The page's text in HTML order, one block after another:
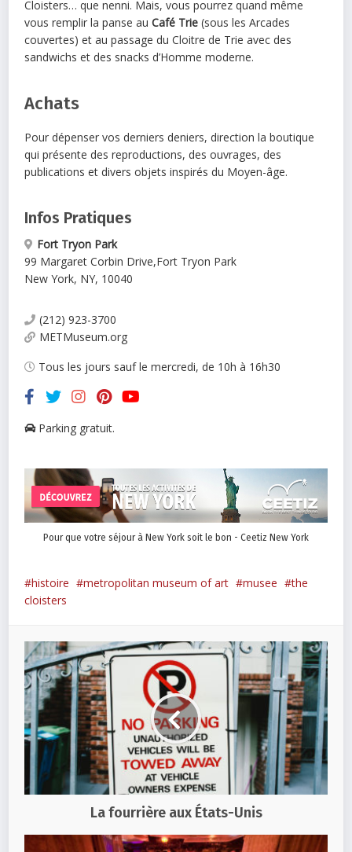
Cloisters… que nenni. Mais, vous pourrez quand même
vous remplir la panse auCafé Trie (sous les Arcades
couvertes) et au passage du Cloitre de Trie avec des
sandwichs et des snacks d’Homme moderne.
Achats
Pour dépenser vos derniers deniers, direction la boutique
qui présente des reproductions, des ouvrages, des
publications et divers objets inspirés du Moyen-âge.
Infos Pratiques
Fort Tryon Park
99 Margaret Corbin Drive,Fort Tryon Park
New York, NY, 10040
(212) 923-3700
METMuseum.org
Tous les jours sauf le mercredi, de 10h à 16h30
Parking gratuit.
Pour que votre séjour à New York soit le bon - Ceetiz New York
histoire metropolitan museum of art musee
the
cloisters
La fourrière aux États-Unis